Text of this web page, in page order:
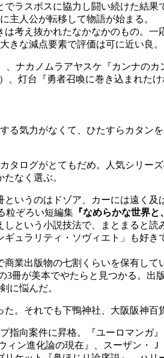
ラスボスに協力し闘い続けた結
主人公が転移して物語が始まる。
考え抜かれたなかなかのもの。
きな減点要素で評価は可に近い良。
ナカノムラアヤスケ『カンナのカ
灯台『勇者召喚に巻き込まれた
気力がなくて、ひたすらカタン
ログがとてもだめ。人気シリー
なく選ぶ。
というのはドゾア、カーには遠く及
粒ぞろい短編集 『なめらかな世界と
という小説技法で、まとまると
ュラリティ・ソヴィエト」も好
業出版物の七割くらいを保有し
冊が美本でやたらと見つかる。出
に悩んだ。
それでも下鴨神社、大阪阪神百
向案件に昇格。『ユーロマンガ
ン進化論の現在』、スーザン・